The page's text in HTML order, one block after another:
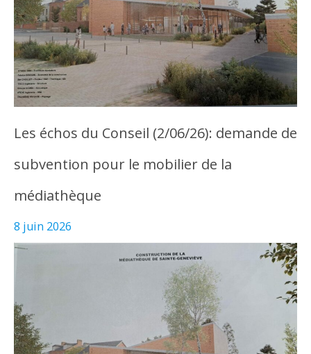
Les échos du Conseil (2/06/26): demande de
subvention pour le mobilier de la
médiathèque
8 juin 2026